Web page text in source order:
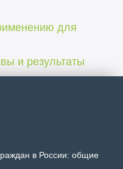
для
и результаты
в России: общие